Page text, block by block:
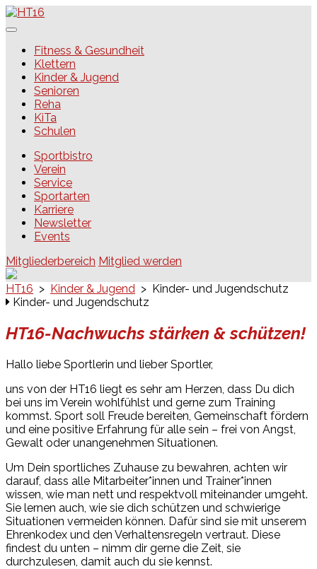
Skip
to
HT16Fitness & Gesundheit
Klettern
Kinder & Jugend
Senioren
Reha
KiTa
Schulen
Sportbistro
Verein
Service
Sportarten
Karriere
Newsletter
Events
Mitgliederbereich Mitglied werden
HT16 > Kinder & Jugend > Kinder- und Jugendschutz
Kinder- und Jugendschutz
HT16-Nachwuchs stärken & schützen!
Hallo liebe Sportlerin und lieber Sportler,
uns von der HT16 liegt es sehr am Herzen, dass Du dich
bei uns im Verein wohlfühlst und gerne zum Training
kommst. Sport soll Freude bereiten, Gemeinschaft fördern
und eine positive Erfahrung für alle sein – frei von Angst,
Gewalt oder unangenehmen Situationen.
Um Dein sportliches Zuhause zu bewahren, achten wir
darauf, dass alle Mitarbeiter*innen und Trainer*innen
wissen, wie man nett und respektvoll miteinander umgeht.
Sie lernen auch, wie sie dich schützen und schwierige
Situationen vermeiden können. Dafür sind sie mit unserem
Ehrenkodex und den Verhaltensregeln vertraut. Diese
findest du unten – nimm dir gerne die Zeit, sie
durchzulesen, damit auch du sie kennst.